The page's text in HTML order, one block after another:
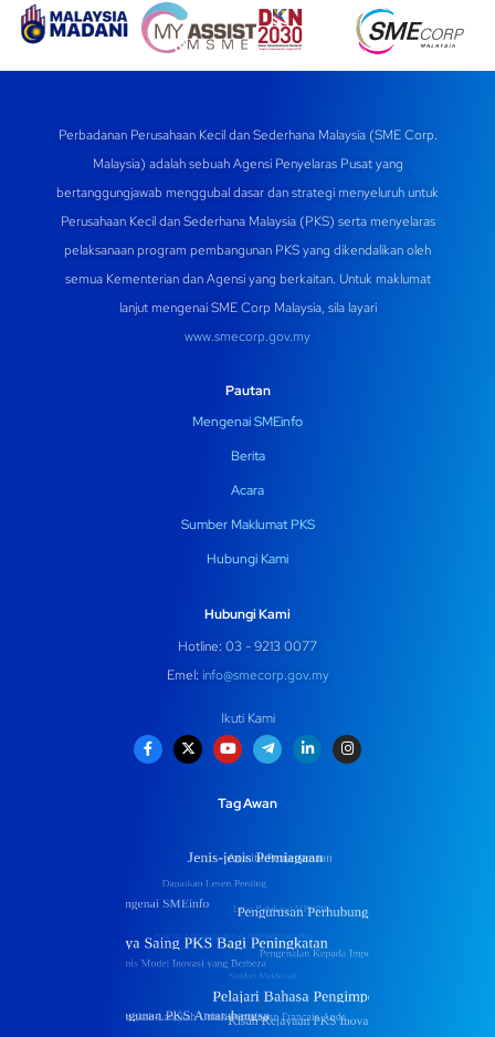
Perbadanan Perusahaan Kecil dan Sederhana Malaysia (SME Corp.
Malaysia) adalah sebuah Agensi Penyelaras Pusat yang
bertanggungjawab menggubal dasar dan strategi menyeluruh untuk
Perusahaan Kecil dan Sederhana Malaysia (PKS) serta menyelaras
pelaksanaan program pembangunan PKS yang dikendalikan oleh
semua Kementerian dan Agensi yang berkaitan. Untuk maklumat
lanjut mengenai SME Corp Malaysia, sila layari
www.smecorp.gov.my
Pautan
Mengenai SMEinfo
Berita
Acara
Sumber Maklumat PKS
Hubungi Kami
Hubungi Kami
Hotline: 03 - 9213 0077
Emel: info@smecorp.gov.my
Ikuti Kami
Tag Awan